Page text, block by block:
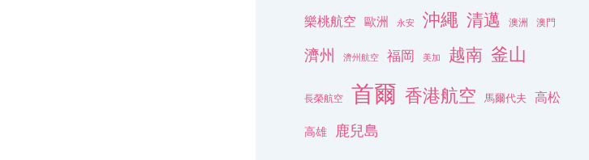
樂桃航空 歐洲 永安 沖繩 清邁 澳洲 澳門
濟州 濟州航空 福岡 美加 越南 釜山
長榮航空 首爾 香港航空 馬爾代夫 高松
高雄 鹿兒島